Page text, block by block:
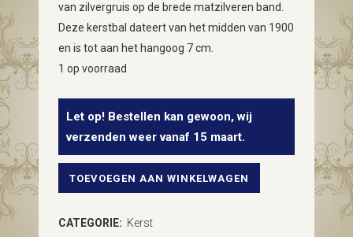
van zilvergruis op de brede matzilveren band.
Deze kerstbal dateert van het midden van 1900
en is tot aan het hangoog 7 cm.
1 op voorraad
Let op! Bestellen kan gewoon, wij
verzenden weer vanaf 15 maart.
Oude
TOEVOEGEN AAN WINKELWAGEN
CATEGORIE: Kerst